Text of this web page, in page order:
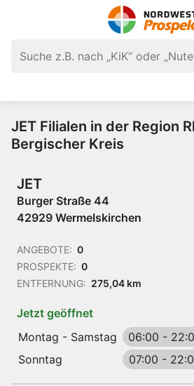
JET Filialen in der Region
Bergischer Kreis
JET
Burger Straße 44
42929 Wermelskirchen
ANGEBOTE: 0
PROSPEKTE: 0
ENTFERNUNG: 275,04 km
Jetzt geöffnet
Montag - Samstag
06:00 -
Sonntag
07:00 -